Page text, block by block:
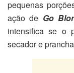
pequenas
ação de Go
intensifica se o
secador e